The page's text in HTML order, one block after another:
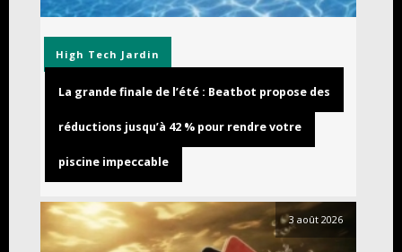
High Tech Jardin
La grande finale de l’été : Beatbot propose des
réductions jusqu’à 42 % pour rendre votre
piscine impeccable
3 août 2026